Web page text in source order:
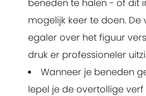
beneden te halen - of dit
mogelijk keer te doen. De
egaler over het figuur
druk er professioneler
Wanneer je beneden
lepel je de overtollige